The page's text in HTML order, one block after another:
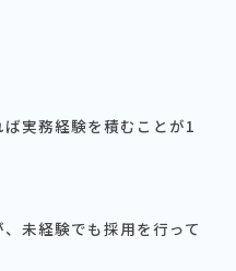
実務経験を積むことが1
未経験でも採用を行って